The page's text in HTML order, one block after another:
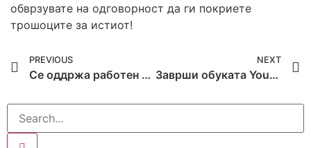
обврзувате на одговорност да ги покриете
трошоците за истиот!
PREVIOUS
Се оддржа работен состанок за формирање на коалиција во рамките на проектот поддржан од Европската комисија „Заедничка иницијатива за зајакнување на Ромското граѓанско општество на западен Балкан и Турција“
NEXT
Заврши обуката Youth Empowerment, Action and Participation!